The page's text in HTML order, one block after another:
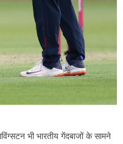
भी भारतीय गेंदबाजों के सामने